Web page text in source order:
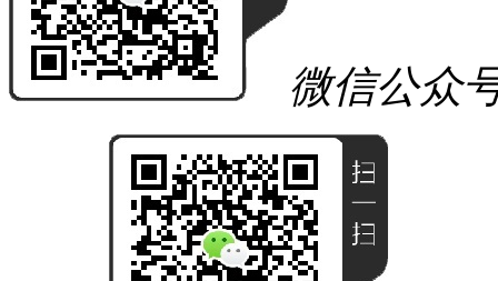
微信公众